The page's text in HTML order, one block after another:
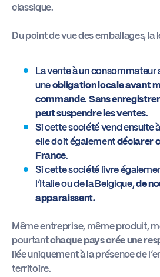
classique.
Du point de vue des emballages, la
La vente à un
uneobligation locale avant
commande.Sans
peut suspendre les ventes.
Si cette société vend ensuite
elle doit égalementdéclarer
France.
Si cette société livre
l’Italie ou de la Belgique,de
apparaissent.
Même entreprise, même produit,
pourtantchaque pays crée une
liée uniquement à la présence de
territoire.